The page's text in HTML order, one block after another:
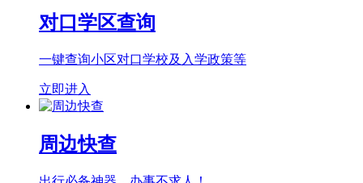
对口学区查询
一键查询小区对口学校及入学政策等
立即进入
周边快查